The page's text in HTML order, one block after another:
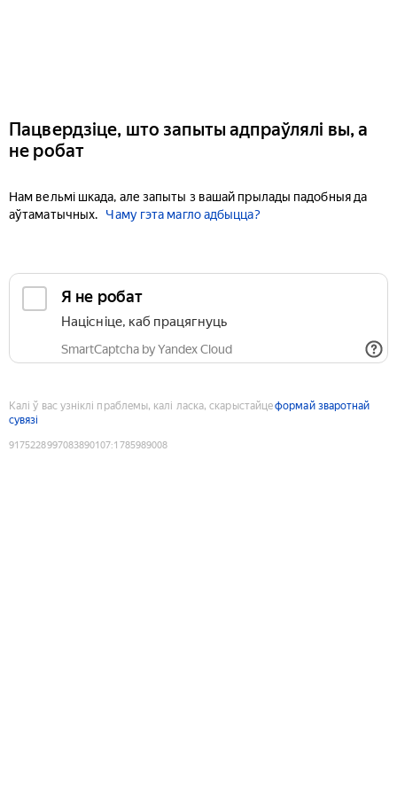
Пацвердзіце, што запыты адпраўлялі вы, а
не робат
Нам вельмі шкада, але запыты з вашай прылады падобныя да
аўтаматычных.
Чаму гэта магло адбыцца?
Я не робат
Націсніце, каб працягнуць
SmartCaptcha by Yandex Cloud
Калі ў вас узніклі праблемы, калі ласка, скарыстайцеформай зваротнай
сувязі
9175228997083890107:1785989008